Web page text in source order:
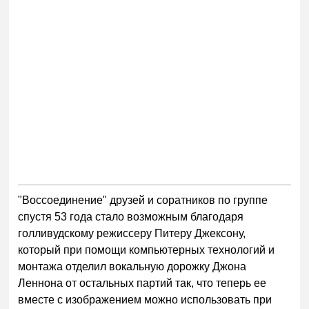
"Воссоединение" друзей и соратников по группе
спустя 53 года стало возможным благодаря
голливудскому режиссеру Питеру Джексону,
который при помощи компьютерных технологий и
монтажа отделил вокальную дорожку Джона
Леннона от остальных партий так, что теперь ее
вместе с изображением можно использовать при